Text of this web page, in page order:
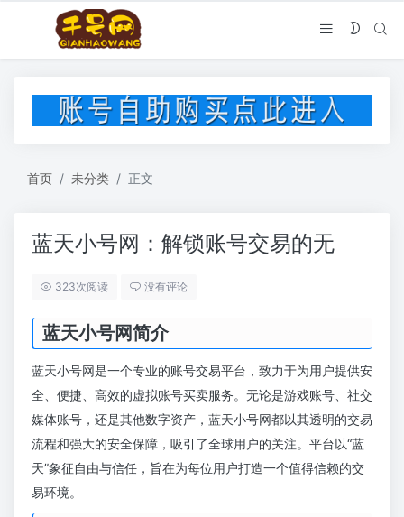
首页 未分类 正文
蓝天小号网：解锁账号交易的无
323次阅读 没有评论
蓝天小号网简介
蓝天小号网是一个专业的账号交易平台，致力于为用户提供安
全、便捷、高效的虚拟账号买卖服务。无论是游戏账号、社交
媒体账号，还是其他数字资产，蓝天小号网都以其透明的交易
流程和强大的安全保障，吸引了全球用户的关注。平台以“蓝
天”象征自由与信任，旨在为每位用户打造一个值得信赖的交
易环境。